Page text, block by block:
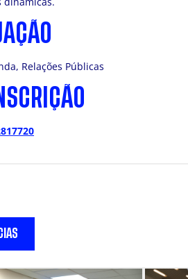
Relações Públicas